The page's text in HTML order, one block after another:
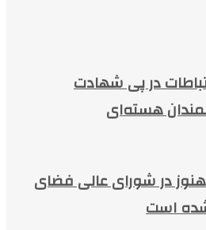
در پی شهادت
هسته‌ای
در شورای عالی فضای
است